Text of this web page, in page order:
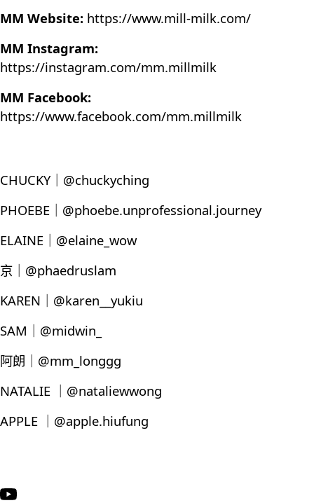
MM Website: https://www.mill-milk.com/
MM Instagram:
https://instagram.com/mm.millmilk
MM Facebook:
https://www.facebook.com/mm.millmilk
CHUCKY｜@chuckyching
PHOEBE｜@phoebe.unprofessional.journey
ELAINE｜@elaine_wow
京｜@phaedruslam
KAREN｜@karen__yukiu
SAM｜@midwin_
阿朗｜@mm_longgg
NATALIE ｜@nataliewwong
APPLE ｜@apple.hiufung